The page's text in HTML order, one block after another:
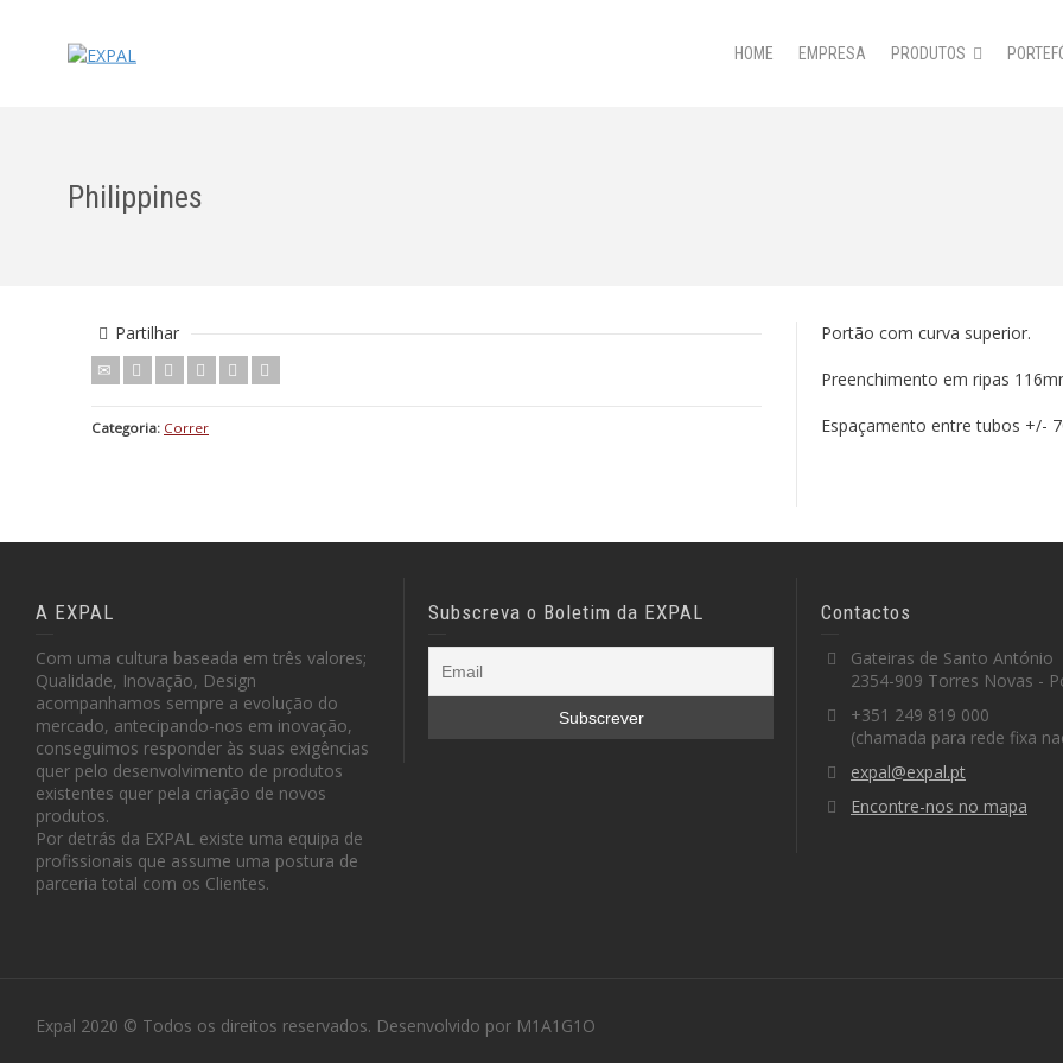
HOME EMPRESA PRODUTOS
Philippines
Partilhar
Categoria: Correr
Portão com curva superior.
Preenchimento em ripas
Espaçamento entre tubos +/-
A EXPAL
Com uma cultura baseada em três valores;
Qualidade, Inovação, Design
acompanhamos sempre a evolução do
mercado, antecipando-nos em inovação,
conseguimos responder às suas exigências
quer pelo desenvolvimento de produtos
existentes quer pela criação de novos
produtos.
Por detrás da EXPAL existe uma equipa de
profissionais que assume uma postura de
parceria total com os Clientes.
Subscreva o Boletim da EXPAL Contactos
Gateiras de Santo António
2354-909 Torres Novas -
+351 249 819 000
(chamada para rede fixa
expal@expal.pt
Encontre-nos no mapa
Expal 2020 © Todos os direitos reservados. Desenvolvido por M1A1G1O